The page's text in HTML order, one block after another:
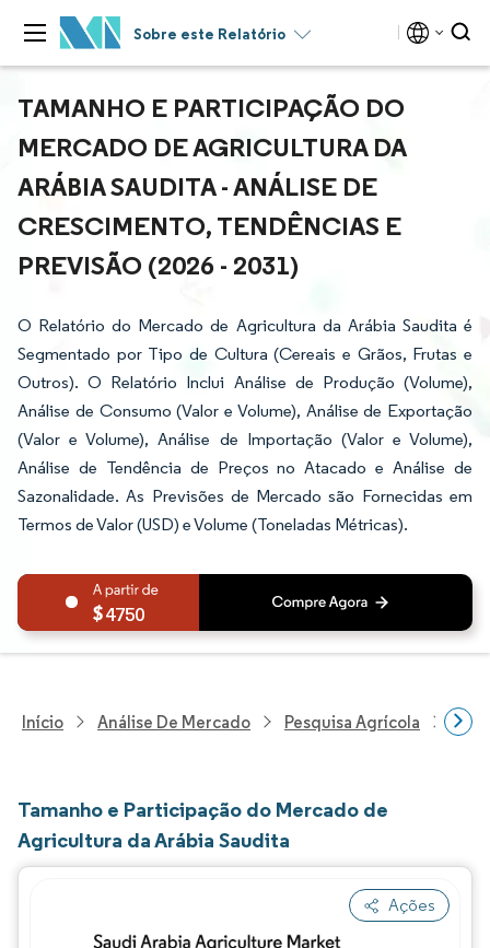
Sobre este Relatório
TAMANHO E PARTICIPAÇÃO DO
MERCADO DE AGRICULTURA DA
ARÁBIA SAUDITA - ANÁLISE DE
CRESCIMENTO, TENDÊNCIAS E
PREVISÃO (2026 - 2031)
O Relatório do Mercado de Agricultura da Arábia Saudita é
Segmentado por Tipo de Cultura (Cereais e Grãos, Frutas e
Outros). O Relatório Inclui Análise de Produção (Volume),
Análise de Consumo (Valor e Volume), Análise de Exportação
(Valor e Volume), Análise de Importação (Valor e Volume),
Análise de Tendência de Preços no Atacado e Análise de
Sazonalidade. As Previsões de Mercado são Fornecidas em
Termos de Valor (USD) e Volume (Toneladas Métricas).
4750
Início Análise De Mercado Pesquisa Agrícola
Tamanho e Participação do Mercado de
Agricultura da Arábia Saudita
Ações